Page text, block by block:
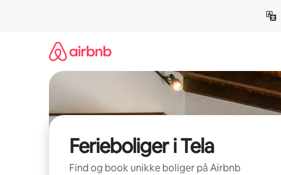
Ferieboliger i Tela
Find og book unikke boliger på Airbnb